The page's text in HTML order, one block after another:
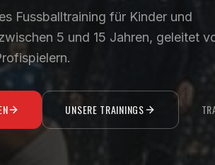
Fussballtraining für Kinder und
5 und 15 Jahren, geleitet
UNSERE TRAININGS